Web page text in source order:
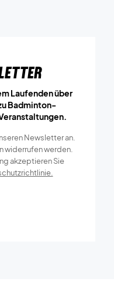
Laufenden über
Badminton-
Newsletter an.
widerrufen werden.
akzeptieren Sie